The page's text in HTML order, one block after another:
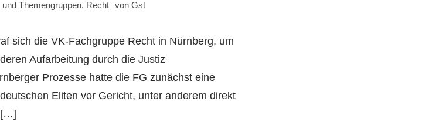
und Themengruppen, Recht von Gst
sich die VK-Fachgruppe Recht in Nürnberg, um
Aufarbeitung durch die Justiz
Prozesse hatte die FG zunächst eine
Eliten vor Gericht, unter anderem direkt
[…]